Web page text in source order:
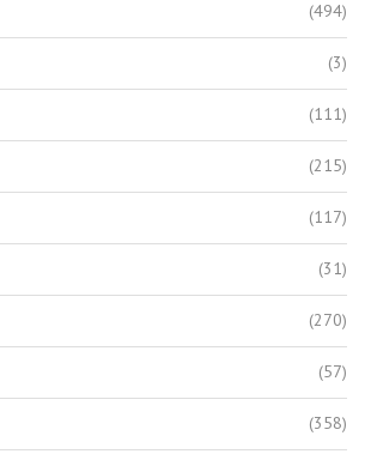
(494)
(3)
(111)
(215)
(117)
(31)
(270)
(57)
(358)